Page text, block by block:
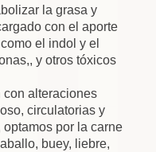
la grasa y
con el aporte
el indol y el
y otros tóxicos
con alteraciones
circulatorias y
por la carne
buey, liebre,